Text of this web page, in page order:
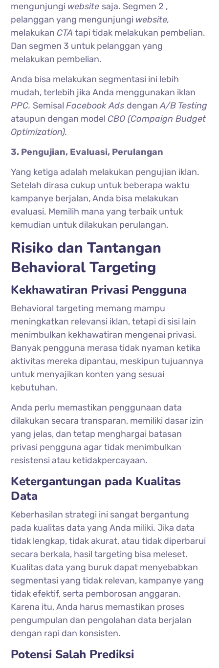
mengunjungi website saja. Segmen 2 ,
pelanggan yang mengunjungi website,
melakukan CTAtapi tidak melakukan pembelian.
Dan segmen 3 untuk pelanggan yang
melakukan pembelian.
Anda bisa melakukan segmentasi ini lebih
mudah, terlebih jika Anda menggunakan iklan
PPC. SemisalFacebook Ads denganA/B Testing
ataupun dengan model CBO (Campaign Budget
Optimization).
3. Pengujian, Evaluasi, Perulangan
Yang ketiga adalah melakukan pengujian iklan.
Setelah dirasa cukup untuk beberapa waktu
kampanye berjalan, Anda bisa melakukan
evaluasi. Memilih mana yang terbaik untuk
kemudian untuk dilakukan perulangan.
Risiko dan Tantangan
Behavioral Targeting
Kekhawatiran Privasi Pengguna
Behavioral targeting memang mampu
meningkatkan relevansi iklan, tetapi di sisi lain
menimbulkan kekhawatiran mengenai privasi.
Banyak pengguna merasa tidak nyaman ketika
aktivitas mereka dipantau, meskipun tujuannya
untuk menyajikan konten yang sesuai
kebutuhan.
Anda perlu memastikan penggunaan data
dilakukan secara transparan, memiliki dasar izin
yang jelas, dan tetap menghargai batasan
privasi pengguna agar tidak menimbulkan
resistensi atau ketidakpercayaan.
Ketergantungan pada Kualitas
Data
Keberhasilan strategi ini sangat bergantung
pada kualitas data yang Anda miliki. Jika data
tidak lengkap, tidak akurat, atau tidak diperbarui
secara berkala, hasil targeting bisa meleset.
Kualitas data yang buruk dapat menyebabkan
segmentasi yang tidak relevan, kampanye yang
tidak efektif, serta pemborosan anggaran.
Karena itu, Anda harus memastikan proses
pengumpulan dan pengolahan data berjalan
dengan rapi dan konsisten.
Potensi Salah Prediksi